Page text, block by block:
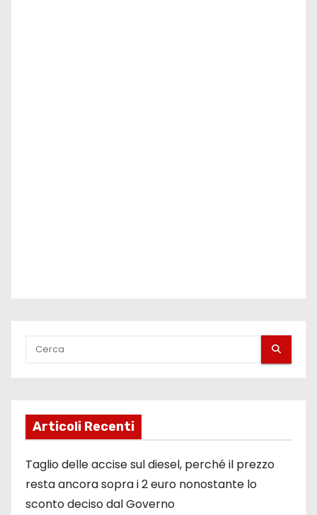
Articoli Recenti
Taglio delle accise sul diesel, perché il prezzo
resta ancora sopra i 2 euro nonostante lo
sconto deciso dal Governo